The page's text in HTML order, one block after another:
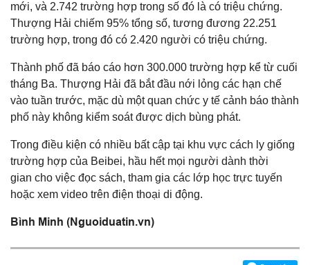
mới, và 2.742 trường hợp trong số đó là có triệu chứng.
Thượng Hải chiếm 95% tổng số, tương đương 22.251
trường hợp, trong đó có 2.420 người có triệu chứng.
Thành phố đã báo cáo hơn 300.000 trường hợp kể từ cuối
tháng Ba. Thượng Hải đã bắt đầu nới lỏng các hạn chế
vào tuần trước, mặc dù một quan chức y tế cảnh báo thành
phố này không kiểm soát được dịch bùng phát.
Trong điều kiện có nhiều bất cập tại khu vực cách ly giống
trường hợp của Beibei, hầu hết mọi người dành thời
gian cho việc đọc sách, tham gia các lớp học trực tuyến
hoặc xem video trên điện thoại di động.
Bình Minh (Nguoiduatin.vn)